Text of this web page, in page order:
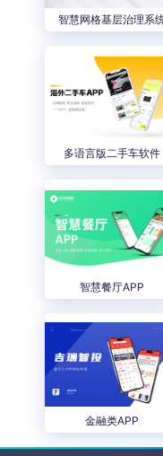
智慧网格基层治理系
多语言版二手车软件
智慧餐厅APP
金融类APP